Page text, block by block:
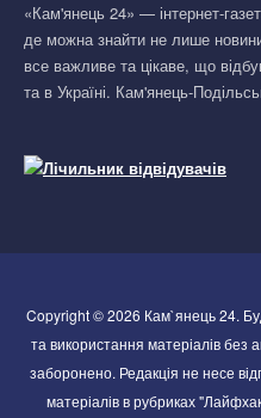
«Кам'янець 24» — інтернет-
де можна знайти не лише
все важливе та цікаве, що
та в Україні. Кам'янець-
Copyright © 2026 Кам`янець 24.
та використання матеріалів без
заборонено. Редакція не несе
матеріалів в рубриках